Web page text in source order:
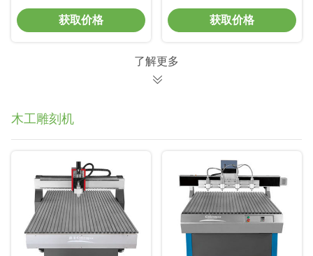
0.01m 质量好 电光转换
率高
获取价格
0.01m 质量好 电光转换
率高
获取价格
了解更多
木工雕刻机